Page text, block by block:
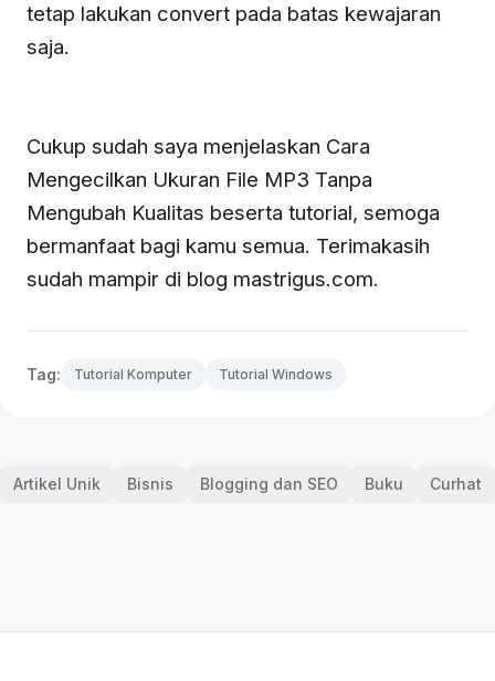
tetap lakukan convert pada batas kewajaran
saja.
Cukup sudah saya menjelaskan Cara
Mengecilkan Ukuran File MP3 Tanpa
Mengubah Kualitas beserta tutorial, semoga
bermanfaat bagi kamu semua. Terimakasih
sudah mampir di blog mastrigus.com.
Tag: Tutorial Komputer Tutorial Windows
Artikel Unik Bisnis Blogging dan SEO Buku Curhat